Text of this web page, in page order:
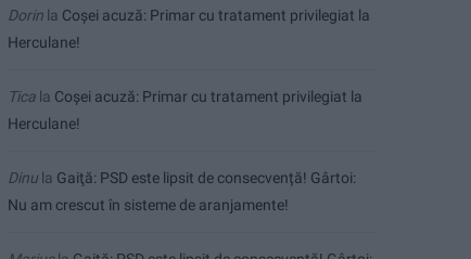
Dorin la Coșei acuză: Primar cu tratament privilegiat la
Herculane!
Tica la Coșei acuză: Primar cu tratament privilegiat la
Herculane!
Dinu la Gaiţă: PSD este lipsit de consecvență! Gârtoi:
Nu am crescut în sisteme de aranjamente!